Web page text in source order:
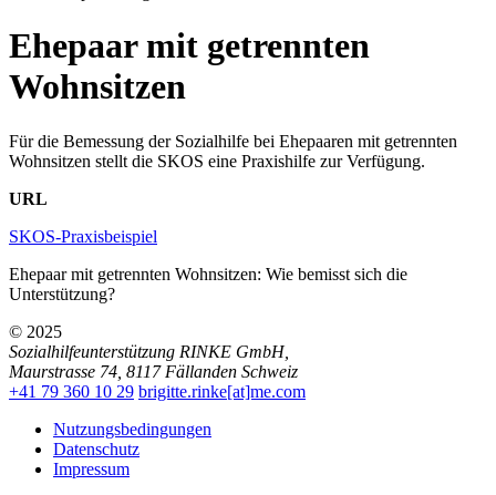
Ehepaar mit getrennten
Wohnsitzen
Für die Bemessung der Sozialhilfe bei Ehepaaren mit getrennten
Wohnsitzen stellt die SKOS eine Praxishilfe zur Verfügung.
URL
SKOS-Praxisbeispiel
Ehepaar mit getrennten Wohnsitzen: Wie bemisst sich die
Unterstützung?
© 2025
Sozialhilfeunterstützung RINKE GmbH,
Maurstrasse 74 8117 Fällanden Schweiz
+41 79 360 10 29 brigitte.rinke[at]me.com
Nutzungsbedingungen
Datenschutz
Impressum